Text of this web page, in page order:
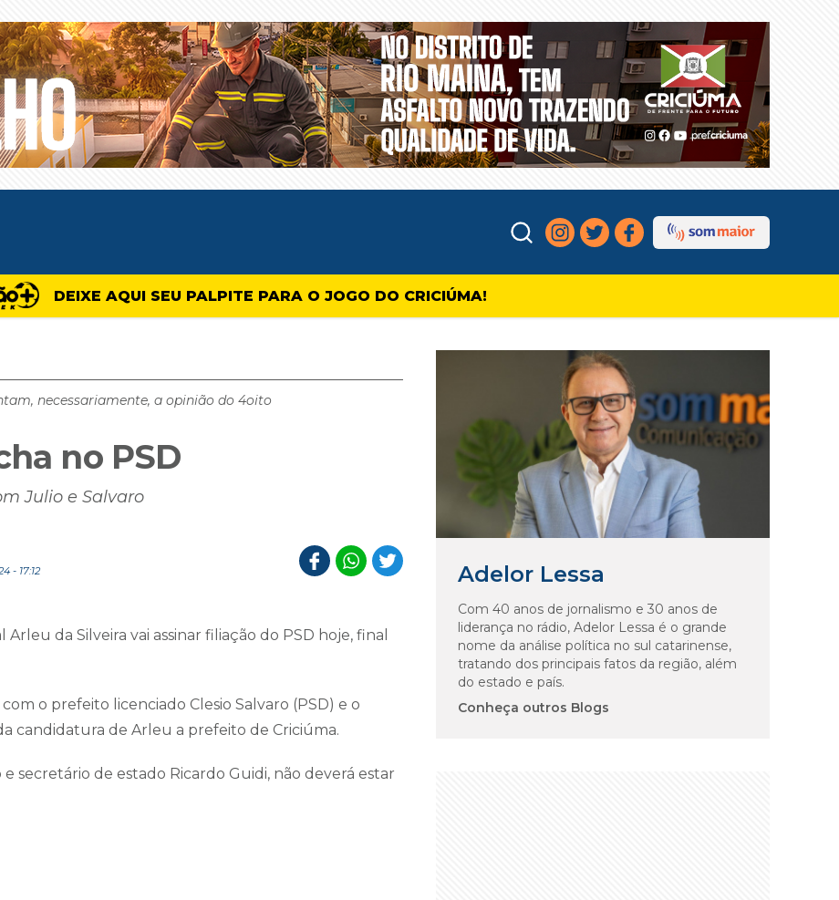
DEIXE AQUI SEU PALPITE PARA O JOGO DO CRICIÚMA!
necessariamente, a opinião do 4oito
no PSD
Julio e Salvaro
- 17:12
da Silveira vai assinar filiação do PSD hoje, final
o prefeito licenciado Clesio Salvaro (PSD) e o
candidatura de Arleu a prefeito de Criciúma.
secretário de estado Ricardo Guidi, não deverá estar
Adelor Lessa
Com 40 anos de jornalismo e 30 anos de
liderança no rádio, Adelor Lessa é o grande
nome da análise política no sul catarinense,
tratando dos principais fatos da região, além
do estado e país.
Conheça outros Blogs